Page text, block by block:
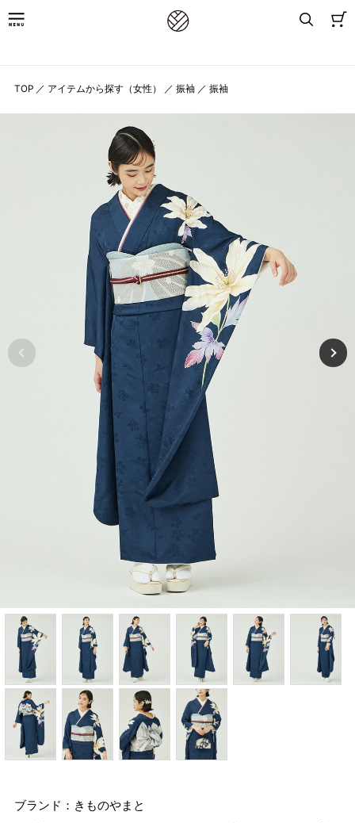
TOP ／ アイテムから探す（女性） ／ 振袖 ／ 振袖
ブランド：きものやまと